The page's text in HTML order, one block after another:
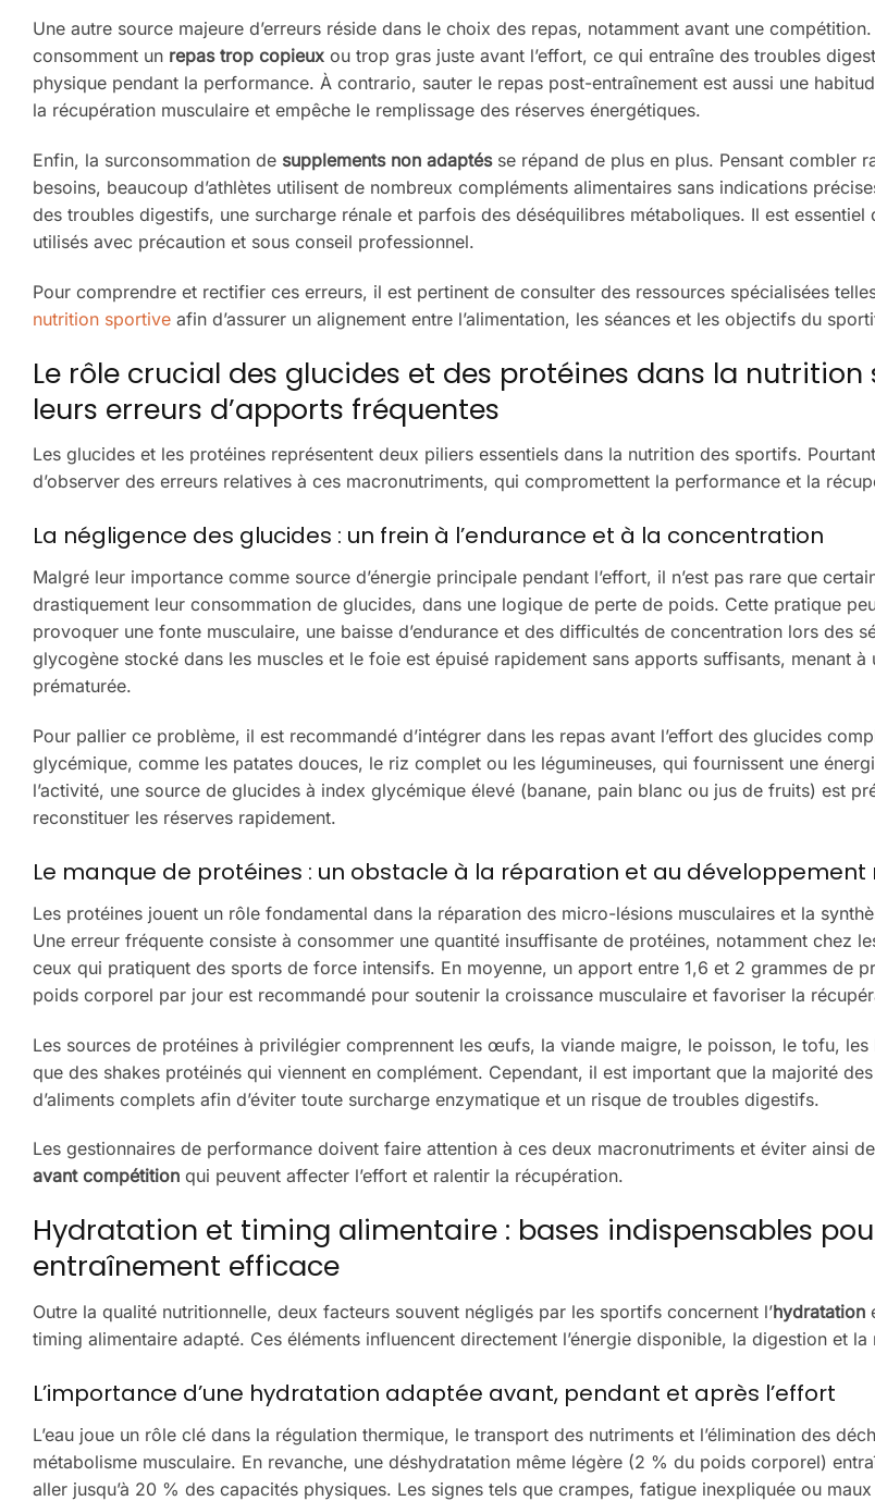
Une autre source majeure d’erreurs réside dans le choix des repas, notamment avant une
consomment un repas trop copieux ou trop gras juste avant l’effort, ce qui entraîne des troubles
physique pendant la performance. À contrario, sauter le repas post-entraînement est aussi une
la récupération musculaire et empêche le remplissage des réserves énergétiques.
Enfin, la surconsommation de supplements non adaptésse répand de plus en plus. Pensant combler
besoins, beaucoup d’athlètes utilisent de nombreux compléments alimentaires sans indications
des troubles digestifs, une surcharge rénale et parfois des déséquilibres métaboliques. Il est essentiel
utilisés avec précaution et sous conseil professionnel.
Pour comprendre et rectifier ces erreurs, il est pertinent de consulter des ressources spécialisées
nutrition sportive afin d’assurer un alignement entre l’alimentation, les séances et les objectifs du
Le rôle crucial des glucides et des protéines dans la nutrition
leurs erreurs d’apports fréquentes
Les glucides et les protéines représentent deux piliers essentiels dans la nutrition des sportifs.
d’observer des erreurs relatives à ces macronutriments, qui compromettent la performance et la
La négligence des glucides : un frein à l’endurance et à la concentration
Malgré leur importance comme source d’énergie principale pendant l’effort, il n’est pas rare que
drastiquement leur consommation de glucides, dans une logique de perte de poids. Cette pratique
provoquer une fonte musculaire, une baisse d’endurance et des difficultés de concentration lors des
glycogène stocké dans les muscles et le foie est épuisé rapidement sans apports suffisants, menant à
prématurée.
Pour pallier ce problème, il est recommandé d’intégrer dans les repas avant l’effort des glucides
glycémique, comme les patates douces, le riz complet ou les légumineuses, qui fournissent une
l’activité, une source de glucides à index glycémique élevé (banane, pain blanc ou jus de fruits) est
reconstituer les réserves rapidement.
Le manque de protéines : un obstacle à la réparation et au développement
Les protéines jouent un rôle fondamental dans la réparation des micro-lésions musculaires et la
Une erreur fréquente consiste à consommer une quantité insuffisante de protéines, notamment chez
ceux qui pratiquent des sports de force intensifs. En moyenne, un apport entre 1,6 et 2 grammes de
poids corporel par jour est recommandé pour soutenir la croissance musculaire et favoriser la
Les sources de protéines à privilégier comprennent les œufs, la viande maigre, le poisson, le tofu, les
que des shakes protéinés qui viennent en complément. Cependant, il est important que la majorité
d’aliments complets afin d’éviter toute surcharge enzymatique et un risque de troubles digestifs.
Les gestionnaires de performance doivent faire attention à ces deux macronutriments et éviter ainsi
avant compétition qui peuvent affecter l’effort et ralentir la récupération.
Hydratation et timing alimentaire : bases indispensables
entraînement efficace
Outre la qualité nutritionnelle, deux facteurs souvent négligés par les sportifs concernent l’hydratation
timing alimentaire adapté. Ces éléments influencent directement l’énergie disponible, la digestion et la
L’importance d’une hydratation adaptée avant, pendant et après l’effort
L’eau joue un rôle clé dans la régulation thermique, le transport des nutriments et l’élimination des
métabolisme musculaire. En revanche, une déshydratation même légère (2 % du poids corporel)
aller jusqu’à 20 % des capacités physiques. Les signes tels que crampes, fatigue inexpliquée ou